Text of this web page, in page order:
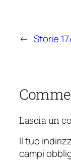
← Storie
Lascia un
Il tuo
campi